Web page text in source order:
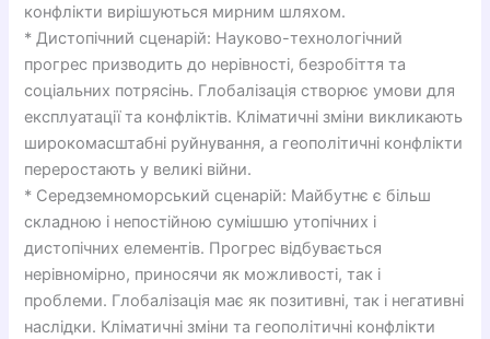
конфлікти вирішуються мирним шляхом.
* Дистопічний сценарій: Науково-технологічний
прогрес призводить до нерівності, безробіття та
соціальних потрясінь. Глобалізація створює умови для
експлуатації та конфліктів. Кліматичні зміни викликають
широкомасштабні руйнування, а геополітичні конфлікти
переростають у великі війни.
* Середземноморський сценарій: Майбутнє є більш
складною і непостійною сумішшю утопічних і
дистопічних елементів. Прогрес відбувається
нерівномірно, приносячи як можливості, так і
проблеми. Глобалізація має як позитивні, так і негативні
наслідки. Кліматичні зміни та геополітичні конфлікти